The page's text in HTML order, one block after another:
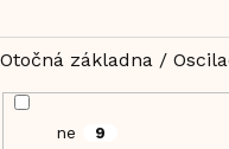
Otočná základna /
ne 9